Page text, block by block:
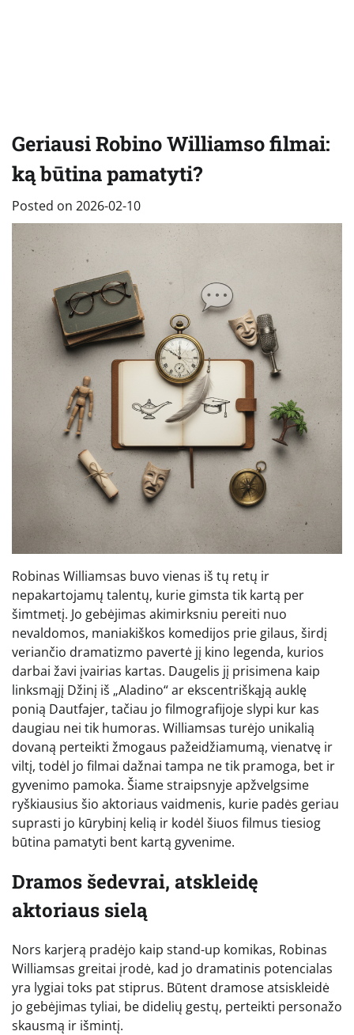
Geriausi Robino Williamso filmai:
ką būtina pamatyti?
Posted on 2026-02-10
Robinas Williamsas buvo vienas iš tų retų ir
nepakartojamų talentų, kurie gimsta tik kartą per
šimtmetį. Jo gebėjimas akimirksniu pereiti nuo
nevaldomos, maniakiškos komedijos prie gilaus, širdį
veriančio dramatizmo pavertė jį kino legenda, kurios
darbai žavi įvairias kartas. Daugelis jį prisimena kaip
linksmąjį Džinį iš „Aladino“ ar ekscentriškąją auklę
ponią Dautfajer, tačiau jo filmografijoje slypi kur kas
daugiau nei tik humoras. Williamsas turėjo unikalią
dovaną perteikti žmogaus pažeidžiamumą, vienatvę ir
viltį, todėl jo filmai dažnai tampa ne tik pramoga, bet ir
gyvenimo pamoka. Šiame straipsnyje apžvelgsime
ryškiausius šio aktoriaus vaidmenis, kurie padės geriau
suprasti jo kūrybinį kelią ir kodėl šiuos filmus tiesiog
būtina pamatyti bent kartą gyvenime.
Dramos šedevrai, atskleidę
aktoriaus sielą
Nors karjerą pradėjo kaip stand-up komikas, Robinas
Williamsas greitai įrodė, kad jo dramatinis potencialas
yra lygiai toks pat stiprus. Būtent dramose atsiskleidė
jo gebėjimas tyliai, be didelių gestų, perteikti personažo
skausmą ir išmintį.